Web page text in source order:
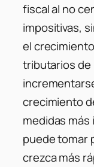
fiscal al no
impositivas,
el
tributarios de
crecimiento
medidas
puede tomar
crezca más